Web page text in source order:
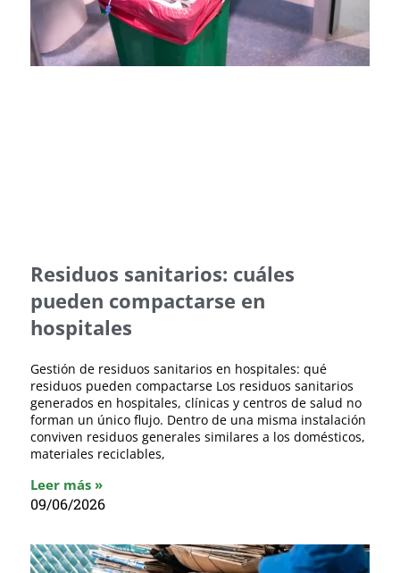
Residuos sanitarios: cuáles
pueden compactarse en
hospitales
Gestión de residuos sanitarios en hospitales: qué
residuos pueden compactarse Los residuos sanitarios
generados en hospitales, clínicas y centros de salud no
forman un único flujo. Dentro de una misma instalación
conviven residuos generales similares a los domésticos,
materiales reciclables,
Leer más »
09/06/2026